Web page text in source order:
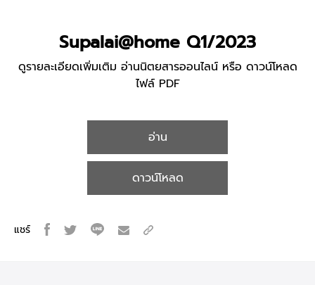
Supalai@home Q1/2023
ดูรายละเอียดเพิ่มเติม อ่านนิตยสารออนไลน์ หรือ ดาวน์โหลด
ไฟล์ PDF
อ่าน
ดาวน์โหลด
แชร์